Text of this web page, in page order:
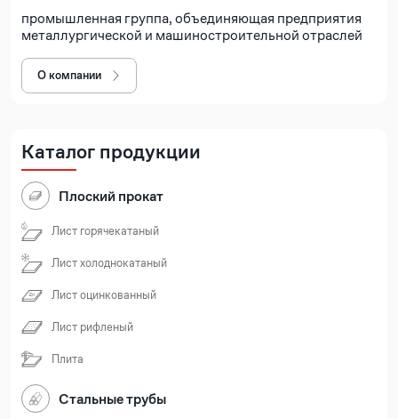
промышленная группа, объединяющая предприятия
металлургической и машиностроительной отраслей
О компании
Каталог продукции
Плоский прокат
Лист горячекатаный
Лист холоднокатаный
Лист оцинкованный
Лист рифленый
Плита
Стальные трубы